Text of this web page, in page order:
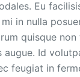
Eu
in nulla
quisque
augue. Id
feugiat in